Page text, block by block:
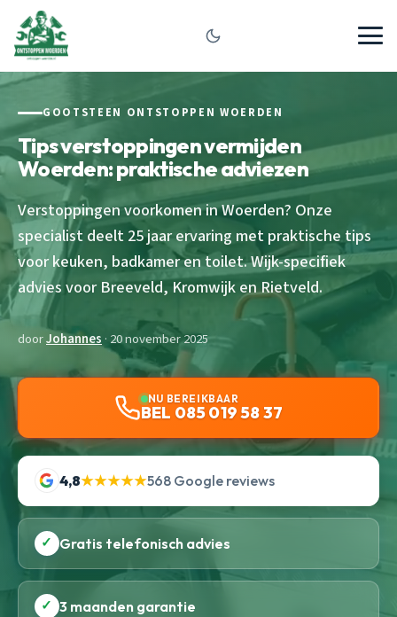
GOOTSTEEN ONTSTOPPEN WOERDEN
Tips verstoppingen vermijden
Woerden: praktische adviezen
Verstoppingen voorkomen in Woerden? Onze
specialist deelt 25 jaar ervaring met praktische tips
voor keuken, badkamer en toilet. Wijk-specifiek
advies voor Breeveld, Kromwijk en Rietveld.
doorJohannes · 20 november 2025
NU BEREIKBAAR
BEL 085 019 58 37
4,8★★★★★568 Google reviews
✓ Gratis telefonisch advies
✓ 3 maanden garantie